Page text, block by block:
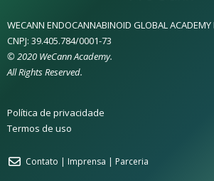
WECANN ENDOCANNABINOID GLOBAL ACADEMY
CNPJ: 39.405.784/0001-73
© 2020 WeCann Academy.
All Rights Reserved.
Política de privacidade
Termos de uso
Contato | Imprensa | Parceria